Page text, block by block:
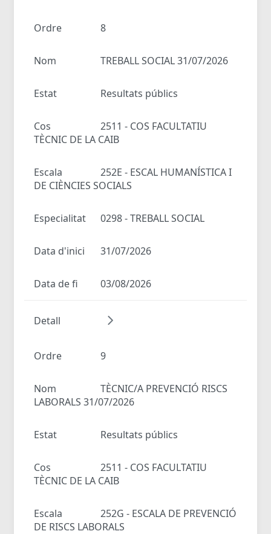
Ordre 8
Nom TREBALL SOCIAL 31/07/2026
Estat Resultats públics
Cos
2511 - COS FACULTATIU
TÈCNIC DE LA CAIB
Escala
252E - ESCAL HUMANÍSTICA I
DE CIÈNCIES SOCIALS
Especialitat 0298 - TREBALL SOCIAL
Data d'inici 31/07/2026
Data de fi 03/08/2026
Detall
Ordre 9
Nom
TÈCNIC/A PREVENCIÓ RISCS
LABORALS 31/07/2026
Estat Resultats públics
Cos
2511 - COS FACULTATIU
TÈCNIC DE LA CAIB
Escala
252G - ESCALA DE PREVENCIÓ
DE RISCS LABORALS